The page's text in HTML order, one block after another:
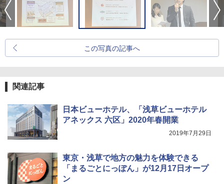
この写真の記事へ
関連記事
日本ビューホテル、「浅草ビューホテル
アネックス 六区」2020年春開業
2019年7月29日
東京・浅草で地方の魅力を体験できる
「まるごとにっぽん」が12月17日オープ
ン